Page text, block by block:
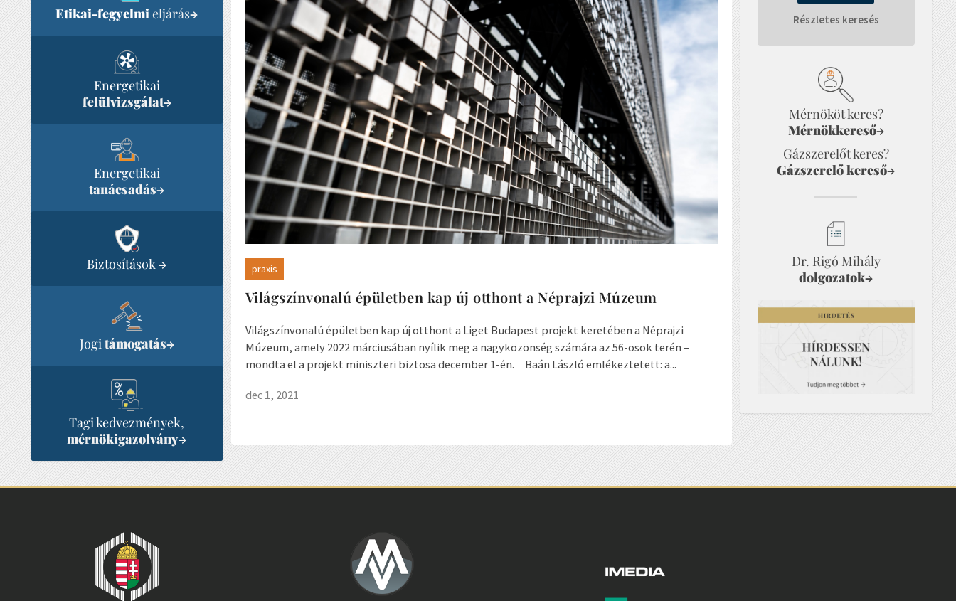
Etikai-fegyelmieljárás→
Energetikai
felülvizsgálat→
Energetikai
tanácsadás→
Biztosítások→
Jogi támogatás→
Tagi kedvezmények,
mérnökigazolvány→
praxis
Világszínvonalú épületben kap új otthont a Néprajzi Múzeum
Világszínvonalú épületben kap új otthont a Liget Budapest projekt keretében a Néprajzi
Múzeum, amely 2022 márciusában nyílik meg a nagyközönség számára az 56-osok terén –
mondta el a projekt miniszteri biztosa december 1-én. Baán László emlékeztetett: a...
dec 1, 2021
Részletes keresés
Mérnököt keres?
Mérnökkereső→
Gázszerelőt keres?
Gázszerelő kereső→
Dr. Rigó Mihály
dolgozatok→